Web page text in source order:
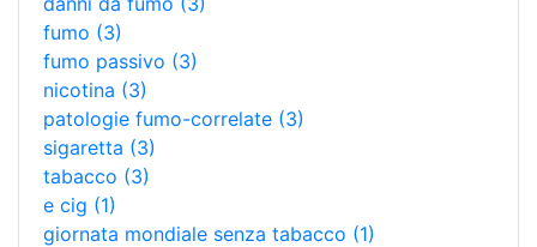
fumo (3)
fumo passivo (3)
nicotina (3)
patologie fumo-correlate (3)
sigaretta (3)
tabacco (3)
e cig (1)
giornata mondiale senza tabacco (1)